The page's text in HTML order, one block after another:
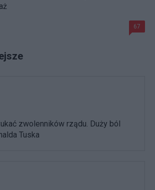
67
zwolenników rządu. Duży ból
Tuska